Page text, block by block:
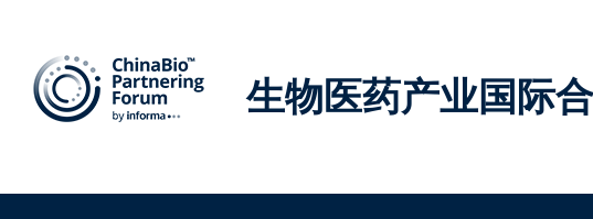
生物医药产业国际